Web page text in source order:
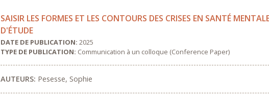
SAISIR LES FORMES ET LES CONTOURS DES CRISES EN SANTÉ
D'ÉTUDE
DATE DE PUBLICATION: 2025
TYPE DE PUBLICATION: Communication à un colloque (Conference Paper)
AUTEURS: Pesesse, Sophie